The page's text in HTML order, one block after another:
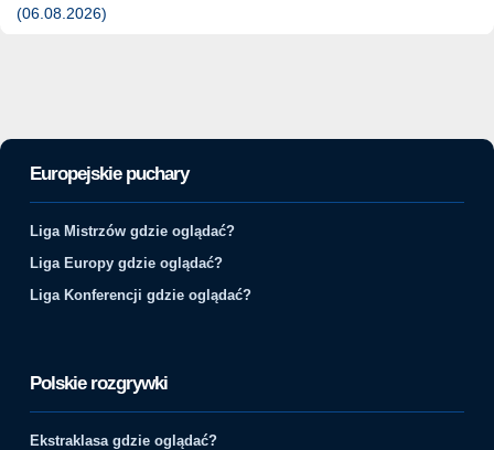
(06.08.2026)
Europejskie puchary
Liga Mistrzów gdzie oglądać?
Liga Europy gdzie oglądać?
Liga Konferencji gdzie oglądać?
Polskie rozgrywki
Ekstraklasa gdzie oglądać?